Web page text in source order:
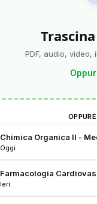
PDF, audio,
Chimica Organica II -
Oggi
Farmacologia
Ieri